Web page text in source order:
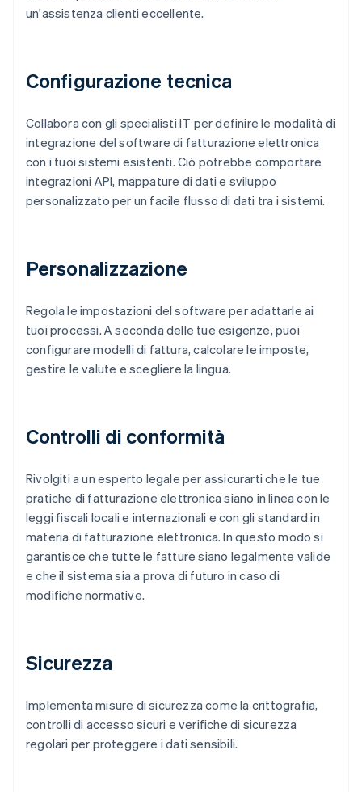
un'assistenza clienti eccellente.
Configurazione tecnica
Collabora con gli specialisti IT per definire le modalità di
integrazione del software di fatturazione elettronica
con i tuoi sistemi esistenti. Ciò potrebbe comportare
integrazioni API, mappature di dati e sviluppo
personalizzato per un facile flusso di dati tra i sistemi.
Personalizzazione
Regola le impostazioni del software per adattarle ai
tuoi processi. A seconda delle tue esigenze, puoi
configurare modelli di fattura, calcolare le imposte,
gestire le valute e scegliere la lingua.
Controlli di conformità
Rivolgiti a un esperto legale per assicurarti che le tue
pratiche di fatturazione elettronica siano in linea con le
leggi fiscali locali e internazionali e con gli standard in
materia di fatturazione elettronica. In questo modo si
garantisce che tutte le fatture siano legalmente valide
e che il sistema sia a prova di futuro in caso di
modifiche normative.
Sicurezza
Implementa misure di sicurezza come la crittografia,
controlli di accesso sicuri e verifiche di sicurezza
regolari per proteggere i dati sensibili.